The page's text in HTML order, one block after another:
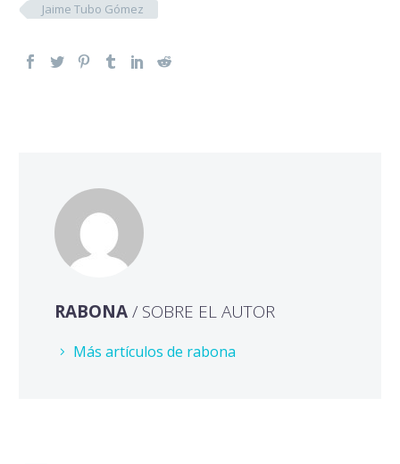
Jaime Tubo Gómez
RABONA/ SOBRE EL AUTOR
Más artículos de rabona